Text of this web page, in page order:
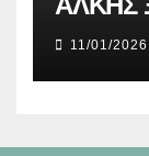
11/01/2026